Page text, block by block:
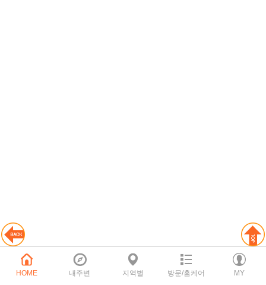
HOME 내주변 지역별 방문/홈케어 MY